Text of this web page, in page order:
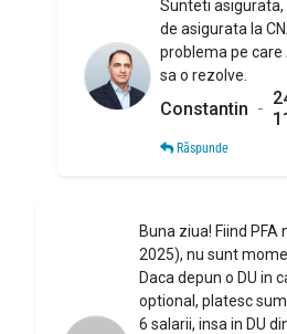
Sunteti
de asigurata la
problema pe care
sa o rezolve.
Constantin -
Răspunde
Buna ziua! Fiind
2025), nu sunt
Daca depun o DU in
optional, platesc
6 salarii, insa in DU